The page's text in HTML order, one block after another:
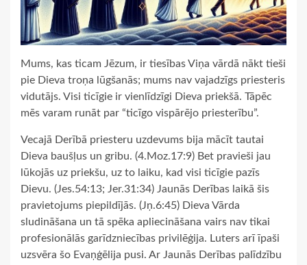
Mums, kas ticam Jēzum, ir tiesības Viņa vārdā nākt tieši
pie Dieva troņa lūgšanās; mums nav vajadzīgs priesteris
vidutājs. Visi ticīgie ir vienlīdzīgi Dieva priekšā. Tāpēc
mēs varam runāt par “ticīgo vispārējo priesterību”.
Vecajā Derībā priesteru uzdevums bija mācīt tautai
Dieva baušļus un gribu. (4.Moz.17:9) Bet pravieši jau
lūkojās uz priekšu, uz to laiku, kad visi ticīgie pazīs
Dievu. (Jes.54:13; Jer.31:34) Jaunās Derības laikā šis
pravietojums piepildījās. (Jņ.6:45) Dieva Vārda
sludināšana un tā spēka apliecināšana vairs nav tikai
profesionālās garīdzniecības privilēģija. Luters arī īpaši
uzsvēra šo Evaņģēlija pusi. Ar Jaunās Derības palīdzību